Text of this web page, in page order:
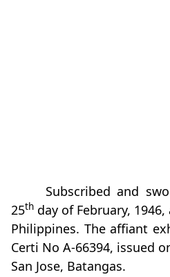
Subscribed and
25th day of February,
Philippines. The affiant
Certi No A-66394, issued
San Jose, Batangas.